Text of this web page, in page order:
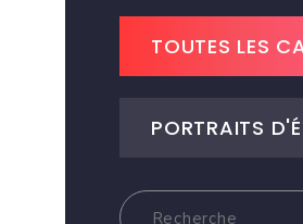
TOUTES LES
PORTRAITS